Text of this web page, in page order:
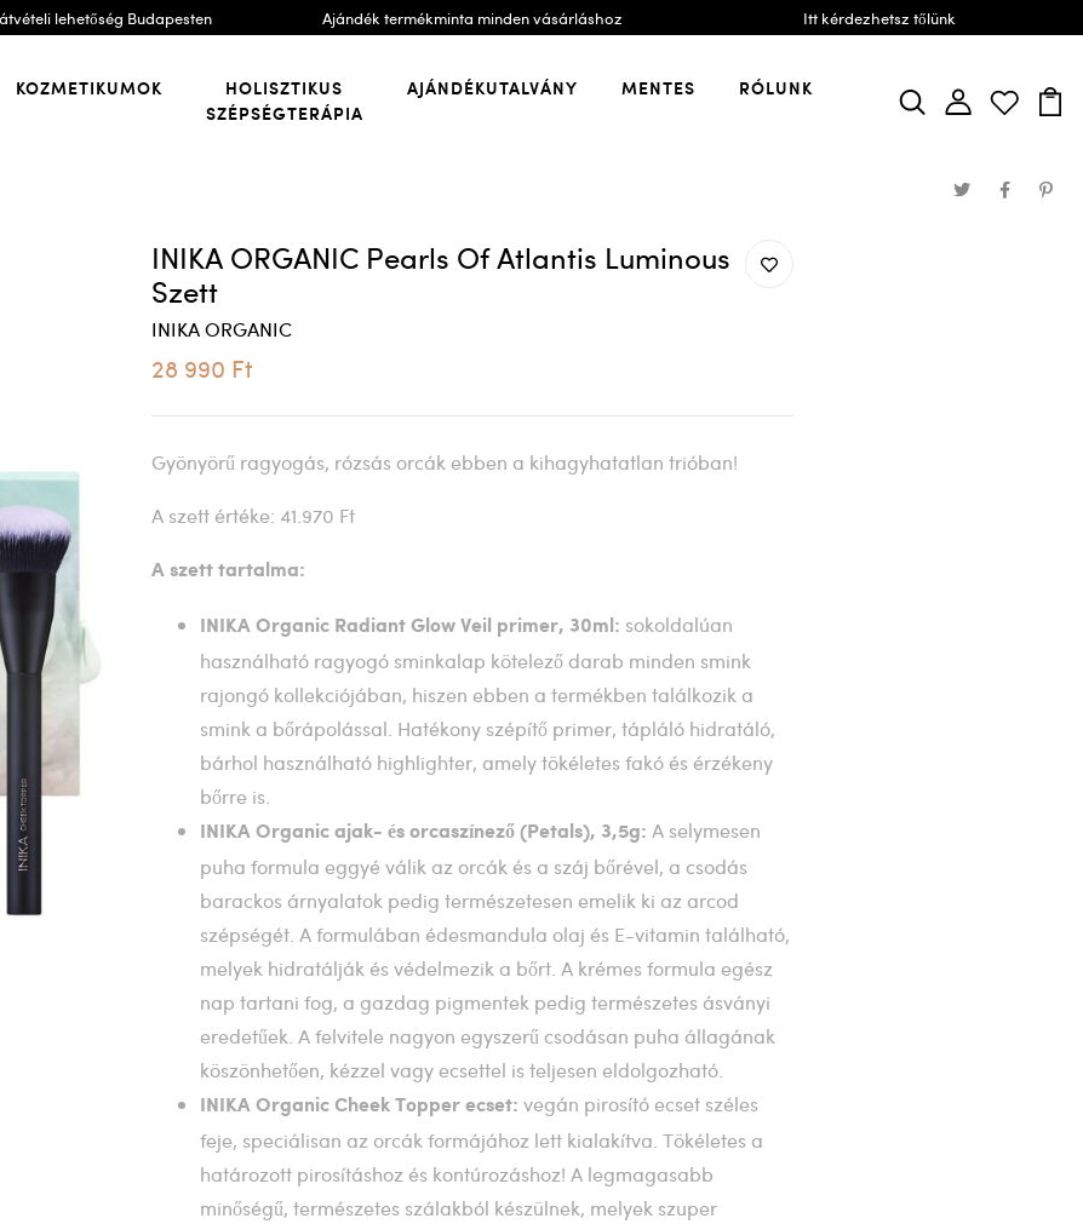
lehetőség Budapesten Ajándék termékminta minden vásárláshoz Itt kérdezhetsz tőlünk
KOZMETIKUMOK
HOLISZTIKUS
SZÉPSÉGTERÁPIA
AJÁNDÉKUTALVÁNY MENTES RÓLUNK
INIKA ORGANIC Pearls Of Atlantis Luminous
Szett
INIKA ORGANIC
28 990 Ft
Gyönyörű ragyogás, rózsás orcák ebben a kihagyhatatlan trióban!
A szett értéke: 41.970 Ft
A szett tartalma:
INIKA Organic Radiant Glow Veil primer, 30ml: sokoldalúan
használható ragyogó sminkalap kötelező darab minden smink
rajongó kollekciójában, hiszen ebben a termékben találkozik a
smink a bőrápolással. Hatékony szépítő primer, tápláló hidratáló,
bárhol használható highlighter, amely tökéletes fakó és érzékeny
bőrre is.
INIKA Organic ajak- és orcaszínező (Petals), 3,5g: A selymesen
puha formula eggyé válik az orcák és a száj bőrével, a csodás
barackos árnyalatok pedig természetesen emelik ki az arcod
szépségét. A formulában édesmandula olaj és E-vitamin található,
melyek hidratálják és védelmezik a bőrt. A krémes formula egész
nap tartani fog, a gazdag pigmentek pedig természetes ásványi
eredetűek. A felvitele nagyon egyszerű csodásan puha állagának
köszönhetően, kézzel vagy ecsettel is teljesen eldolgozható.
INIKA Organic Cheek Topper ecset: vegán pirosító ecset széles
feje, speciálisan az orcák formájához lett kialakítva. Tökéletes a
határozott pirosításhoz és kontúrozáshoz! A legmagasabb
minőségű, természetes szálakból készülnek, melyek szuper